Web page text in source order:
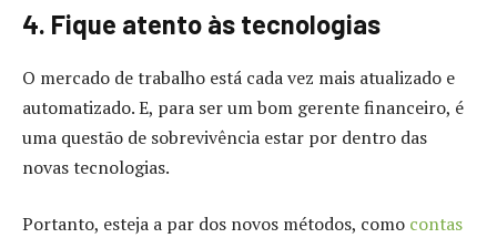
4. Fique atento às tecnologias
O mercado de trabalho está cada vez mais atualizado e
automatizado. E, para ser um bom gerente financeiro, é
uma questão de sobrevivência estar por dentro das
novas tecnologias.
Portanto, esteja a par dos novos métodos, como contas